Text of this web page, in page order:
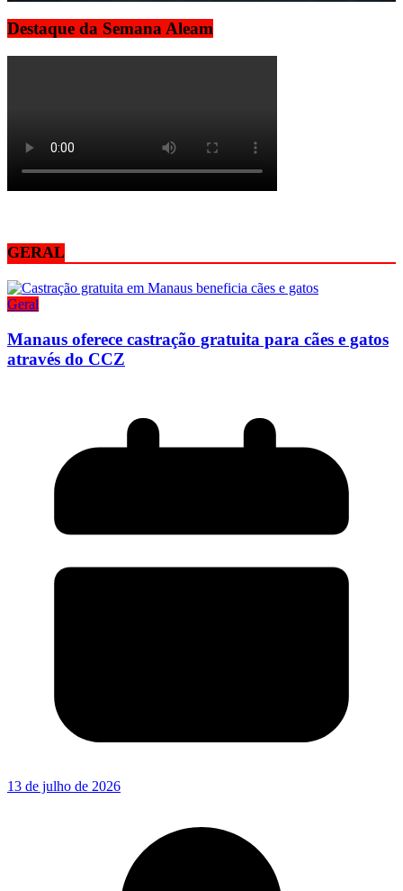
Destaque da Semana Aleam
GERAL
Geral
Manaus oferece castração gratuita para cães e gatos
através do CCZ
13 de julho de 2026